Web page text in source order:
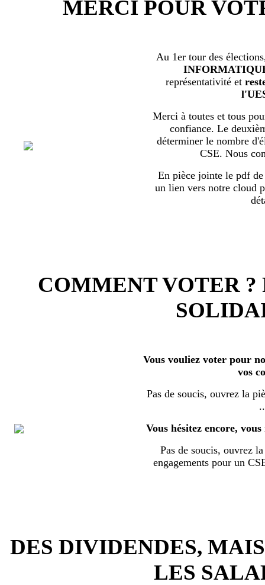
MERCI POUR
Au 1er tour des
représentativité et
Merci à toutes et tous
confiance. Le
déterminer le nombre
CSE. Nous
En pièce jointe le pdf de
un lien vers notre cloud
COMMENT VOTER ?
Vous vouliez voter pour
vos
Pas de soucis, ouvrez la
Vous hésitez encore,
Pas de soucis, ouvrez
engagements pour un
DES DIVIDENDES,
LES